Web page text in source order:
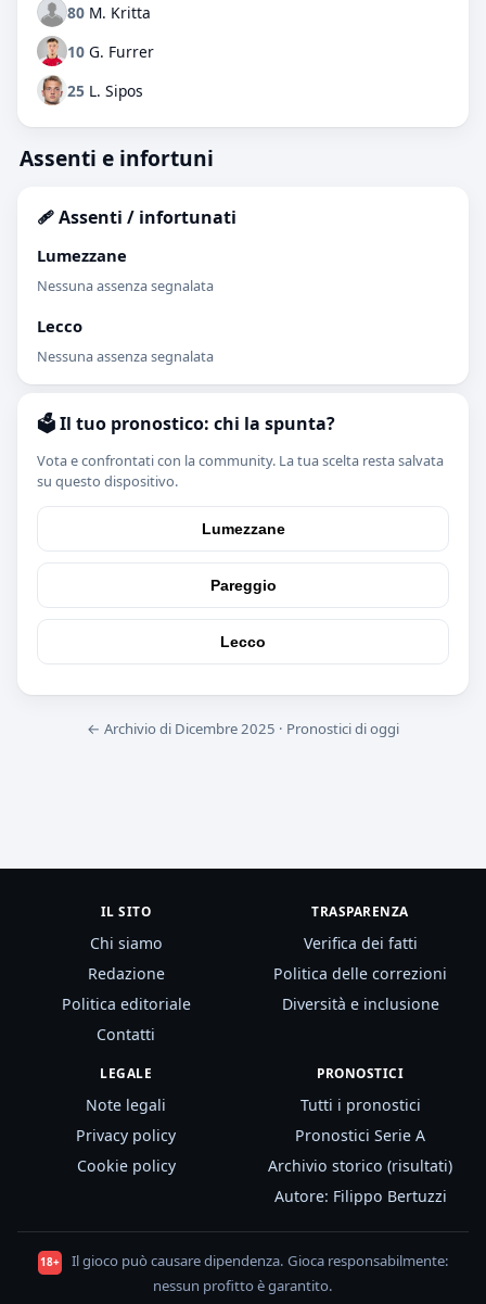
80 M. Kritta
10 G. Furrer
25 L. Sipos
Assenti e infortuni
🩹 Assenti / infortunati
Lumezzane
Nessuna assenza segnalata
Lecco
Nessuna assenza segnalata
🗳️ Il tuo pronostico: chi la spunta?
Vota e confrontati con la community. La tua scelta resta salvata
su questo dispositivo.
Lumezzane
Pareggio
Lecco
← Archivio di Dicembre 2025 · Pronostici di oggi
IL SITO
Chi siamo
Redazione
Politica editoriale
Contatti
TRASPARENZA
Verifica dei fatti
Politica delle correzioni
Diversità e inclusione
LEGALE
Note legali
Privacy policy
Cookie policy
PRONOSTICI
Tutti i pronostici
Pronostici Serie A
Archivio storico (risultati)
Autore: Filippo Bertuzzi
18+
Il gioco può causare dipendenza. Gioca responsabilmente:
nessun profitto è garantito.